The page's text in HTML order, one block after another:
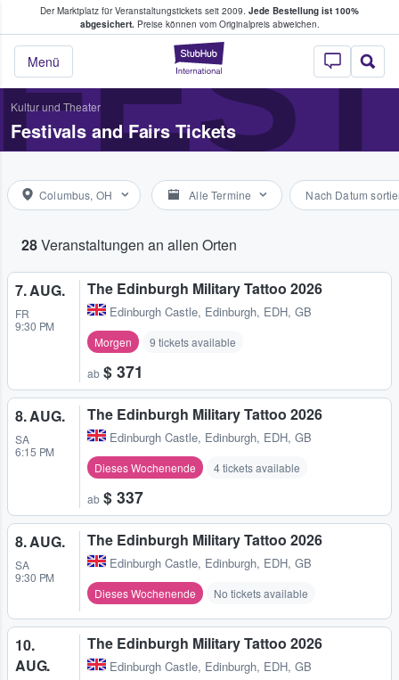
Der Marktplatz für Veranstaltungstickets seit 2009. Jede Bestellung ist 100%
abgesichert.Preise können vom Originalpreis abweichen.
StubHub - Wo
Menü
Tickets kaufen & verkaufen
Kultur und Theater
Festivals and Fairs Tickets
Columbus, OH Alle Termine Nach Datum
28Veranstaltungen an allen Orten
7. AUG.
FR
9:30 PM
The Edinburgh Military Tattoo 2026
Edinburgh Castle, Edinburgh, EDH, GB
Morgen 9 tickets available
ab $ 371
8. AUG.
SA
6:15 PM
The Edinburgh Military Tattoo 2026
Edinburgh Castle, Edinburgh, EDH, GB
Dieses Wochenende 4 tickets available
ab $ 337
8. AUG.
SA
9:30 PM
The Edinburgh Military Tattoo 2026
Edinburgh Castle, Edinburgh, EDH, GB
Dieses Wochenende No tickets available
10.
AUG.
The Edinburgh Military Tattoo 2026
Edinburgh Castle, Edinburgh, EDH, GB